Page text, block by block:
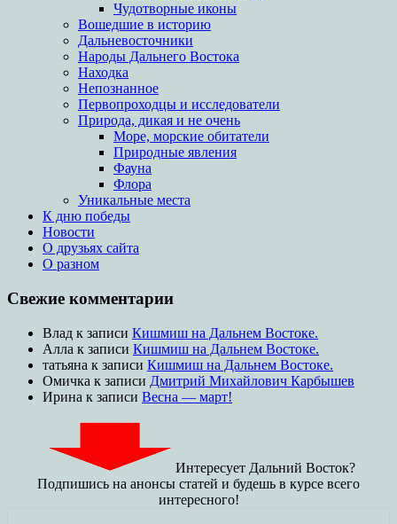
Чудотворные иконы
Вошедшие в историю
Дальневосточники
Народы Дальнего Востока
Находка
Непознанное
Первопроходцы и исследователи
Природа, дикая и не очень
Море, морские обитатели
Природные явления
Фауна
Флора
Уникальные места
К дню победы
Новости
О друзьях сайта
О разном
Свежие комментарии
Влад к записи Кишмиш на Дальнем Востоке.
Алла к записи Кишмиш на Дальнем Востоке.
татьяна к записи Кишмиш на Дальнем Востоке.
Омичка к записи Дмитрий Михайлович Карбышев
Ирина к записи Весна — март!
Интересует Дальний Восток?
Подпишись на анонсы статей и будешь в курсе всего
интересного!